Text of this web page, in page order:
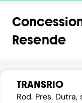
Resende
TRANSRIO
Rod. Pres.